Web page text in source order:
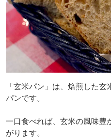
「玄米パン」は、焙煎した
パンです。
一口食べれば、玄米の風味豊
がります。